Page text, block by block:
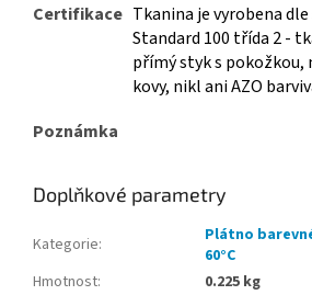
Certifikace Tkanina je vyrobena
Standard 100 třída 2 -
přímý styk s pokožkou,
kovy, nikl ani AZO
Poznámka
Doplňkové parametry
Kategorie:
Plátno
60°C
Hmotnost:
0.225 kg